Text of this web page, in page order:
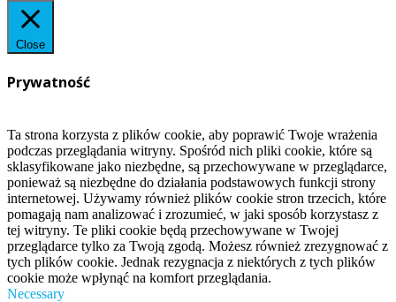
Close
Prywatność
Ta strona korzysta z plików cookie, aby poprawić Twoje wrażenia
podczas przeglądania witryny. Spośród nich pliki cookie, które są
sklasyfikowane jako niezbędne, są przechowywane w przeglądarce,
ponieważ są niezbędne do działania podstawowych funkcji strony
internetowej. Używamy również plików cookie stron trzecich, które
pomagają nam analizować i zrozumieć, w jaki sposób korzystasz z
tej witryny. Te pliki cookie będą przechowywane w Twojej
przeglądarce tylko za Twoją zgodą. Możesz również zrezygnować z
tych plików cookie. Jednak rezygnacja z niektórych z tych plików
cookie może wpłynąć na komfort przeglądania.
Necessary